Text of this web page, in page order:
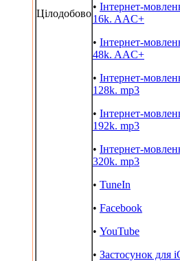
Цілодобово
• Інтернет-
16k. AAC+
• Інтернет-
48k. AAC+
• Інтернет-
128k. mp3
• Інтернет-
192k. mp3
• Інтернет-
320k. mp3
• TuneIn
• Facebook
• YouTube
• Застосунок для